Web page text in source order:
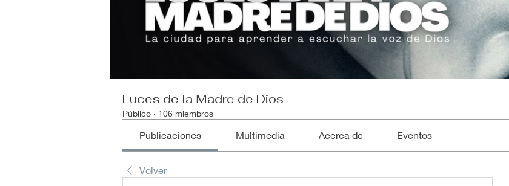
Luces de la Madre de Dios
Público · 106 miembros
Publicaciones Multimedia Acerca de Eventos
Volver